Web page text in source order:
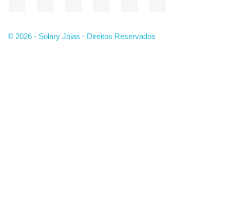
© 2026 - Solary Jóias - Direitos Reservados